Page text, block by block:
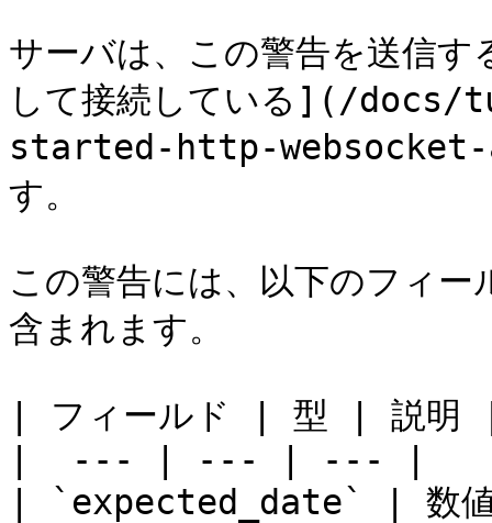
サーバは、この警告を送信
して接続している](/
started-http-websocket-
す。
この警告には、以下のフィ
含まれます。
| フィールド | 型 | 説明
|  --- | --- | --- |
| `expected_date` | 数値